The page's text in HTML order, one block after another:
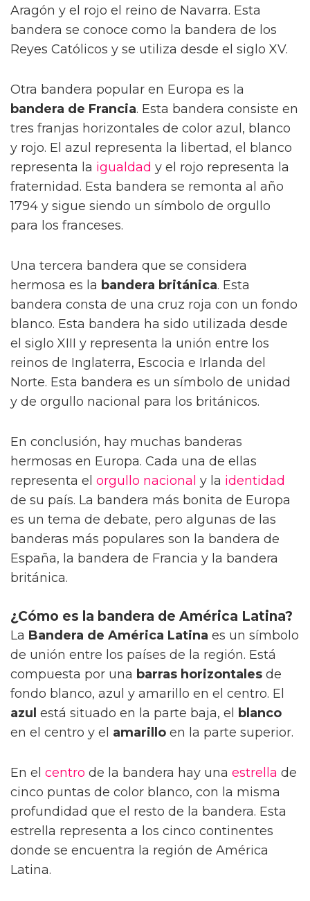
Aragón y el rojo el reino de Navarra. Esta
bandera se conoce como la bandera de los
Reyes Católicos y se utiliza desde el siglo XV.
Otra bandera popular en Europa es la
bandera de Francia. Esta bandera consiste en
tres franjas horizontales de color azul, blanco
y rojo. El azul representa la libertad, el blanco
representa la igualdad y el rojo representa la
fraternidad. Esta bandera se remonta al año
1794 y sigue siendo un símbolo de orgullo
para los franceses.
Una tercera bandera que se considera
hermosa es la bandera británica. Esta
bandera consta de una cruz roja con un fondo
blanco. Esta bandera ha sido utilizada desde
el siglo XIII y representa la unión entre los
reinos de Inglaterra, Escocia e Irlanda del
Norte. Esta bandera es un símbolo de unidad
y de orgullo nacional para los británicos.
En conclusión, hay muchas banderas
hermosas en Europa. Cada una de ellas
representa el orgullo nacional y la identidad
de su país. La bandera más bonita de Europa
es un tema de debate, pero algunas de las
banderas más populares son la bandera de
España, la bandera de Francia y la bandera
británica.
¿Cómo es la bandera de América Latina?
La Bandera de América Latina es un símbolo
de unión entre los países de la región. Está
compuesta por una barras horizontales de
fondo blanco, azul y amarillo en el centro. El
azul está situado en la parte baja, el
blanco
en el centro y el amarillo en la parte superior.
En el centro de la bandera hay una estrella de
cinco puntas de color blanco, con la misma
profundidad que el resto de la bandera. Esta
estrella representa a los cinco continentes
donde se encuentra la región de América
Latina.